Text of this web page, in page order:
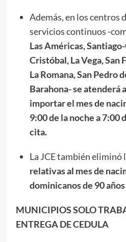
Además, en los centros
servicios continuos -
Las Américas,
Cristóbal, La Vega, San
La Romana, San Pedro
Barahona- se atenderá
importar el mes de
9:00 de la noche a 7:00
cita.
La JCE también eliminó
relativas al mes de
dominicanos de 90 años
MUNICIPIOS SOLO
ENTREGA DE CEDULA